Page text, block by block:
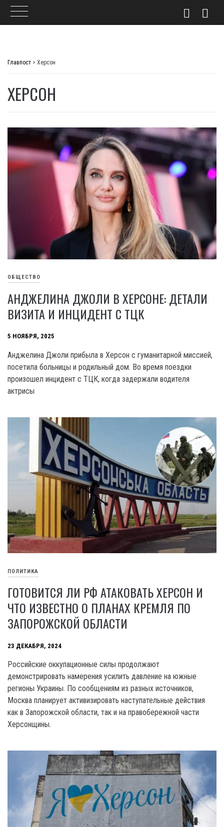
Главпост > Херсон
ХЕРСОН
ОБЩЕСТВО
АНДЖЕЛИНА ДЖОЛИ В ХЕРСОНЕ: ДЕТАЛИ
ВИЗИТА И ИНЦИДЕНТ С ТЦК
5 НОЯБРЯ, 2025
Анджелина Джоли прибыла в Херсон с гуманитарной миссией,
посетила больницы и родильный дом. Во время поездки
произошел инцидент с ТЦК, когда задержали водителя
актрисы
ПОЛИТИКА
ГОТОВИТСЯ ЛИ РФ АТАКОВАТЬ ХЕРСОН И
ЧТО ИЗВЕСТНО О ПЛАНАХ КРЕМЛЯ ПО
ЗАПОРОЖСКОЙ ОБЛАСТИ
23 ДЕКАБРЯ, 2024
Российские оккупационные силы продолжают
демонстрировать намерения усилить давление на южные
регионы Украины. По сообщениям из разных источников,
Москва планирует активизировать наступательные действия
как в Запорожской области, так и на правобережной части
Херсонщины.